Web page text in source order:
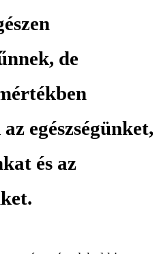
de
egészségünket,
és az